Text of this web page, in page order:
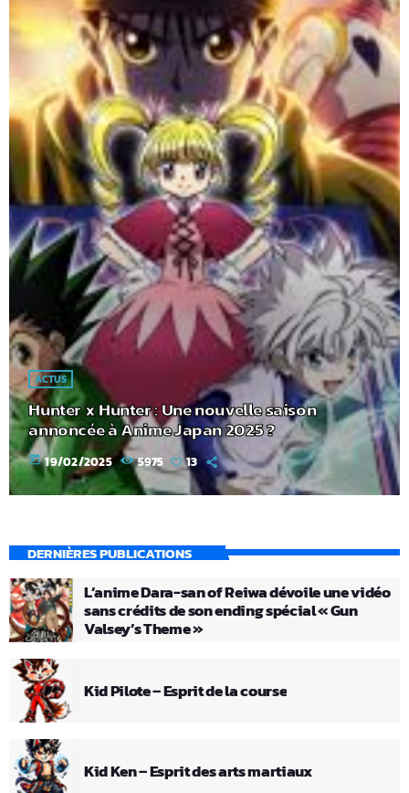
ACTUS
Hunter x Hunter : Une nouvelle saison
annoncée à Anime Japan 2025 ?
today 19/02/2025 5975 13
DERNIÈRES PUBLICATIONS
L’anime Dara-san of Reiwa dévoile une vidéo
sans crédits de son ending spécial « Gun
Valsey’s Theme »
Kid Pilote – Esprit de la course
Kid Ken – Esprit des arts martiaux